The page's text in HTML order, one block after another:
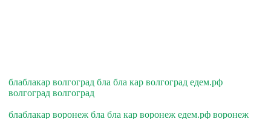
блаблакар волгоград бла бла кар волгоград едем.рф
волгоград волгоград
блаблакар воронеж бла бла кар воронеж едем.рф воронеж